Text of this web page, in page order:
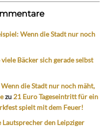
Wenn die Stadt nur noch
Bäcker sich gerade selbst
die Stadt nur noch mäht,
zu 21 Euro Tageseintritt für ein
spielt mit dem Feuer!
den Leipziger